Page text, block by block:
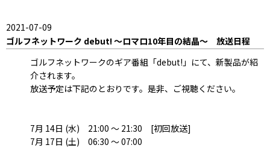
2021-07-09
ゴルフネットワーク debut! ～ロマロ10年目の結晶～ 放送日程
ゴルフネットワークのギア番組「debut!」にて、新製品が紹
介されます。
放送予定は下記のとおりです。是非、ご視聴ください。
7月 14日 (水) 21:00 ～ 21:30 [初回放送]
7月 17日 (土) 06:30 ～ 07:00